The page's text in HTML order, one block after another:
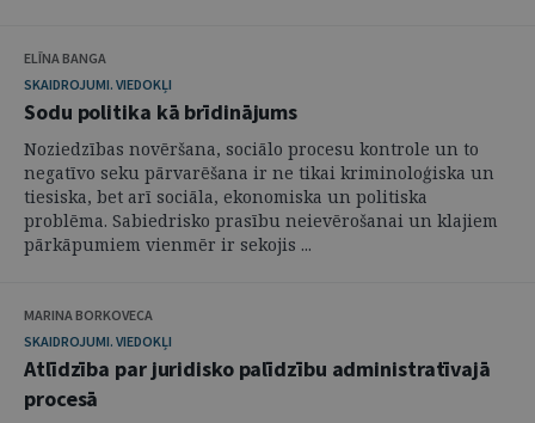
ELĪNA BANGA
SKAIDROJUMI. VIEDOKĻI
Sodu politika kā brīdinājums
Noziedzības novēršana, sociālo procesu kontrole un to
negatīvo seku pārvarēšana ir ne tikai kriminoloģiska un
tiesiska, bet arī sociāla, ekonomiska un politiska
problēma. Sabiedrisko prasību neievērošanai un klajiem
pārkāpumiem vienmēr ir sekojis ...
MARINA BORKOVECA
SKAIDROJUMI. VIEDOKĻI
Atlīdzība par juridisko palīdzību administratīvajā
procesā